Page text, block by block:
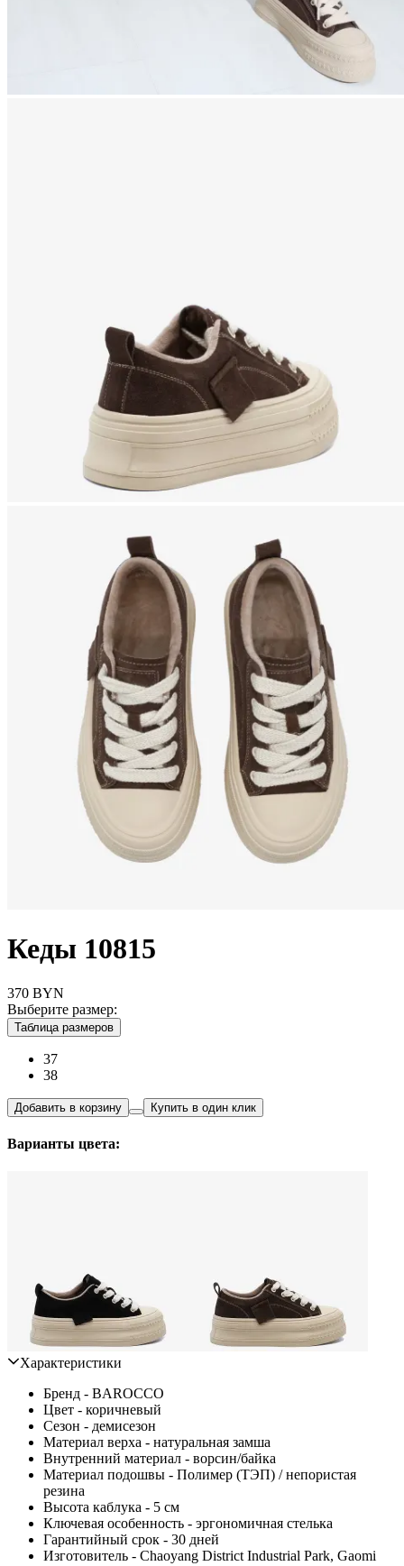
Кеды 10815
370 BYN
Выберите размер:
Таблица размеров
37
38
Добавить в корзину Купить в один клик
Варианты цвета:
Характеристики
Бренд - BAROCCO
Цвет - коричневый
Сезон - демисезон
Материал верха - натуральная замша
Внутренний материал - ворсин/байка
Материал подошвы - Полимер (ТЭП) / непористая
резина
Высота каблука - 5 см
Ключевая особенность - эргономичная стелька
Гарантийный срок - 30 дней
Изготовитель - Chaoyang District Industrial Park, Gaomi